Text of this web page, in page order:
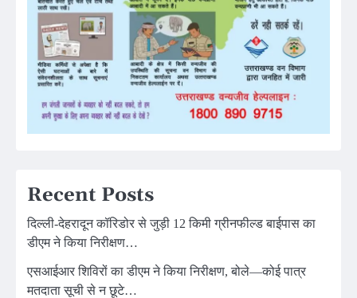
Recent Posts
दिल्ली-देहरादून कॉरिडोर से जुड़ी 12 किमी ग्रीनफील्ड बाईपास का
डीएम ने किया निरीक्षण…
एसआईआर शिविरों का डीएम ने किया निरीक्षण, बोले—कोई पात्र
मतदाता सूची से न छूटे…